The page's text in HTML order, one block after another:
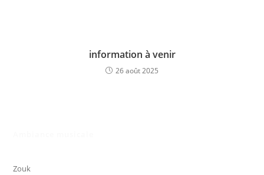
information à venir
26 août 2025
Zouk